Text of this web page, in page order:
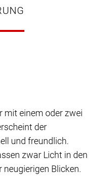
mit einem oder zwei
der
und freundlich.
zwar Licht in den
Blicken.